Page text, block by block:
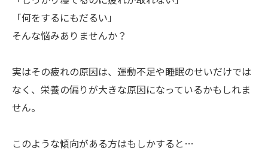
「何をするにもだるい」
そんな悩みありませんか？
実はその疲れの原因は、運動不足や睡眠のせいだけでは
なく、栄養の偏りが大きな原因になっているかもしれま
せん。
このような傾向がある方はもしかすると…